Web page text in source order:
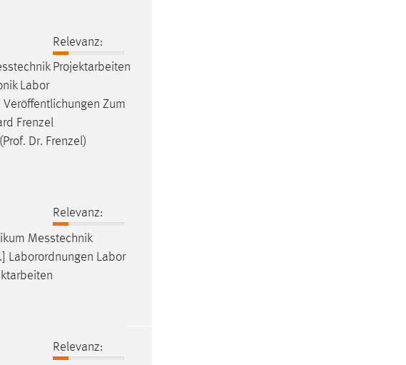
Relevanz:
Projektarbeiten
Labor
Zum
Frenzel
Dr. Frenzel)
Relevanz:
Messtechnik
Laborordnungen Labor
Relevanz: